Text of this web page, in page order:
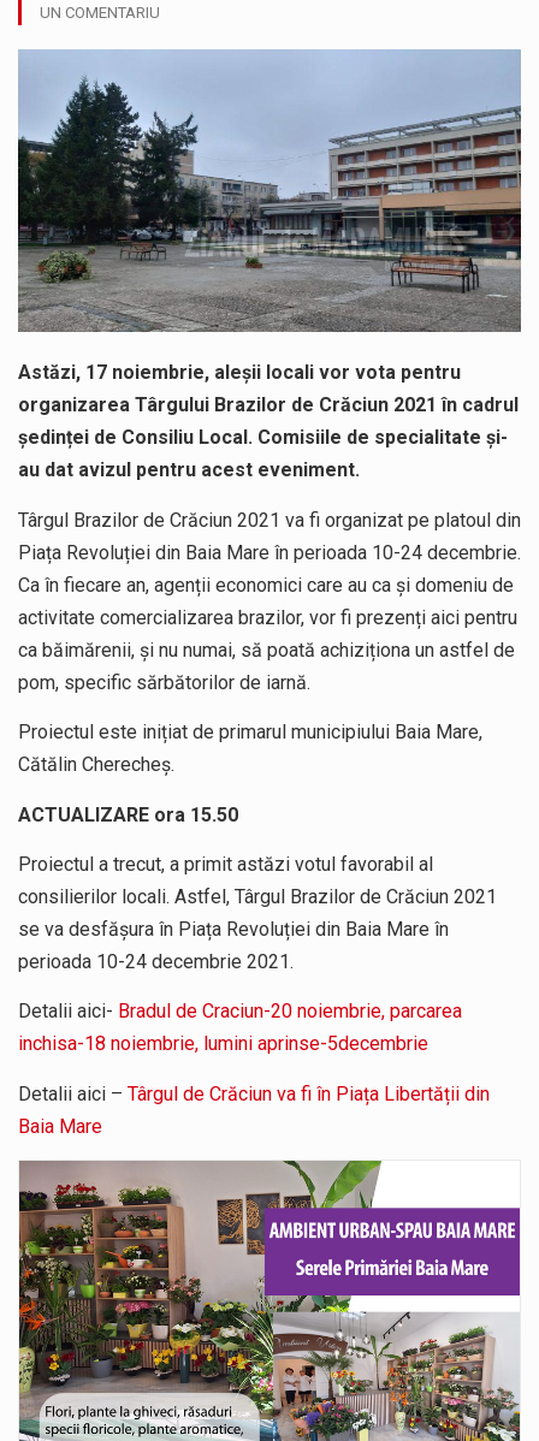
Suntem în plină vară și nimic nu e mai frumos decat să ai locuința plină de flori proaspete și plante…
Interval de valabilitate: 05 august, ora 10.00 – 09 august, ora 10.00 /Fenomene vizate: val de căldură, caniculă, temperaturi extreme,…
SIMULARE EXERCITIU. Prin Sistemul Unic de Apeluri de Urgență 112 a fost anunțat producerea unui accident rutier cu victime multiple,…
Temperaturile ridicate constituie factori agresivi asupra sănătăţii, extrem de nocivi, ce pot deregla echilibrul organismului. Prea multă căldură nu este…
UN COMENTARIU
Astăzi, 17 noiembrie, aleșii locali vor vota pentru
organizarea Târgului Brazilor de Crăciun 2021 în cadrul
ședinței de Consiliu Local. Comisiile de specialitate și-
au dat avizul pentru acest eveniment.
Târgul Brazilor de Crăciun 2021 va fi organizat pe platoul din
Piața Revoluției din Baia Mare în perioada 10-24 decembrie.
Ca în fiecare an, agenții economici care au ca și domeniu de
activitate comercializarea brazilor, vor fi prezenți aici pentru
ca băimărenii, și nu numai, să poată achiziționa un astfel de
pom, specific sărbătorilor de iarnă.
Proiectul este inițiat de primarul municipiului Baia Mare,
Cătălin Cherecheș.
ACTUALIZARE ora 15.50
Proiectul a trecut, a primit astăzi votul favorabil al
consilierilor locali. Astfel, Târgul Brazilor de Crăciun 2021
se va desfășura în Piața Revoluției din Baia Mare în
perioada 10-24 decembrie 2021.
Detalii aici- Bradul de Craciun-20 noiembrie, parcarea
inchisa-18 noiembrie, lumini aprinse-5decembrie
Detalii aici – Târgul de Crăciun va fi în Piața Libertății din
Baia Mare